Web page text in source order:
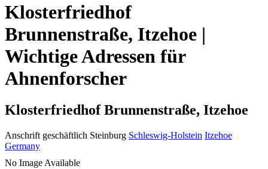
Klosterfriedhof
Brunnenstraße, Itzehoe |
Wichtige Adressen für
Ahnenforscher
Klosterfriedhof Brunnenstraße, Itzehoe
Anschrift geschäftlich Steinburg Schleswig-Holstein Itzehoe
Germany
No Image Available